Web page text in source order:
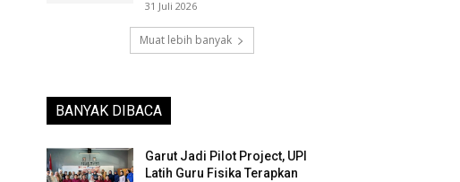
31 Juli 2026
Muat lebih banyak
BANYAK DIBACA
Garut Jadi Pilot Project, UPI
Latih Guru Fisika Terapkan